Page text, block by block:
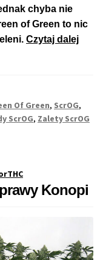
chyba nie
of Green to nic
Czytaj dalej
Of Green, ScrOG,
ScrOG, Zalety ScrOG
Konopi